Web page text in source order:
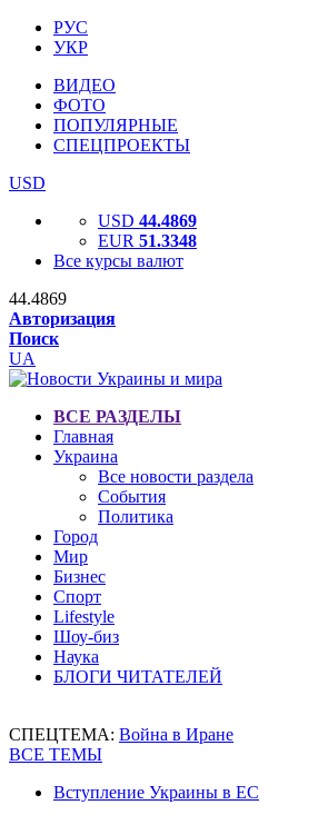
РУС
УКР
ВИДЕО
ФОТО
ПОПУЛЯРНЫЕ
СПЕЦПРОЕКТЫ
USD
USD 44.4869
EUR 51.3348
Все курсы валют
44.4869
Авторизация
Поиск
UA
ВСЕ РАЗДЕЛЫ
Главная
Украина
Все новости раздела
События
Политика
Город
Мир
Бизнес
Спорт
Lifestyle
Шоу-биз
Наука
БЛОГИ ЧИТАТЕЛЕЙ
СПЕЦТЕМА: Война в Иране
ВСЕ ТЕМЫ
Вступление Украины в ЕС